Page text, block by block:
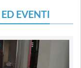
EVENTI